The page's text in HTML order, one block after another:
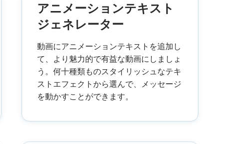
アニメーションテキスト
ジェネレーター
動画にアニメーションテキストを追加し
て、より魅力的で有益な動画にしましょ
う。何十種類ものスタイリッシュなテキ
ストエフェクトから選んで、メッセージ
を動かすことができます。